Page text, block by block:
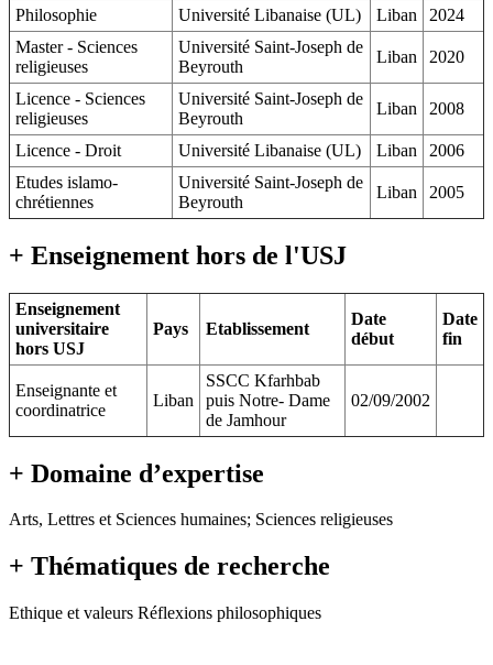
Philosophie
Université Libanaise (UL) Liban
2024
Master - Sciences
religieuses
Université Saint-Joseph de
Beyrouth
Liban 2020
Licence - Sciences
religieuses
Université Saint-Joseph de
Beyrouth
Liban 2008
Licence - Droit Université Libanaise (UL) Liban
2006
Etudes islamo-
chrétiennes
Université Saint-Joseph de
Beyrouth
Liban 2005
+ Enseignement hors de l'USJ
Enseignement
universitaire
hors USJ
Pays Etablissement
Date
début
Date
fin
Enseignante et
coordinatrice
Liban
SSCC Kfarhbab
puis Notre- Dame
de Jamhour
02/09/2002
+ Domaine d’expertise
Arts, Lettres et Sciences humaines; Sciences religieuses
+ Thématiques de recherche
Ethique et valeurs Réflexions philosophiques